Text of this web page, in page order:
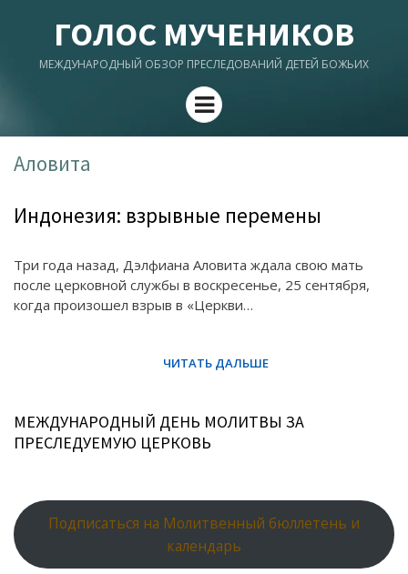
ГОЛОС МУЧЕНИКОВ
МЕЖДУНАРОДНЫЙ ОБЗОР ПРЕСЛЕДОВАНИЙ ДЕТЕЙ БОЖЬИХ
Menu
Аловита
Индонезия: взрывные перемены
Три года назад, Дэлфиана Аловита ждала свою мать
после церковной службы в воскресенье, 25 сентября,
когда произошел взрыв в «Церкви…
МЕЖДУНАРОДНЫЙ ДЕНЬ МОЛИТВЫ ЗА
ПРЕСЛЕДУЕМУЮ ЦЕРКОВЬ
Подписаться на Молитвенный бюллетень и
календарь